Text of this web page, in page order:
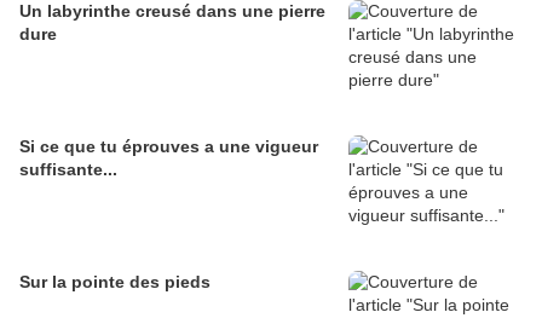
Un labyrinthe creusé dans une pierre
dure
Si ce que tu éprouves a une vigueur
suffisante...
Sur la pointe des pieds